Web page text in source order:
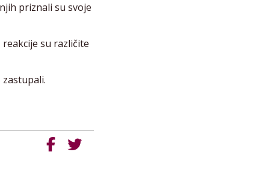
priznali su svoje
reakcije su različite